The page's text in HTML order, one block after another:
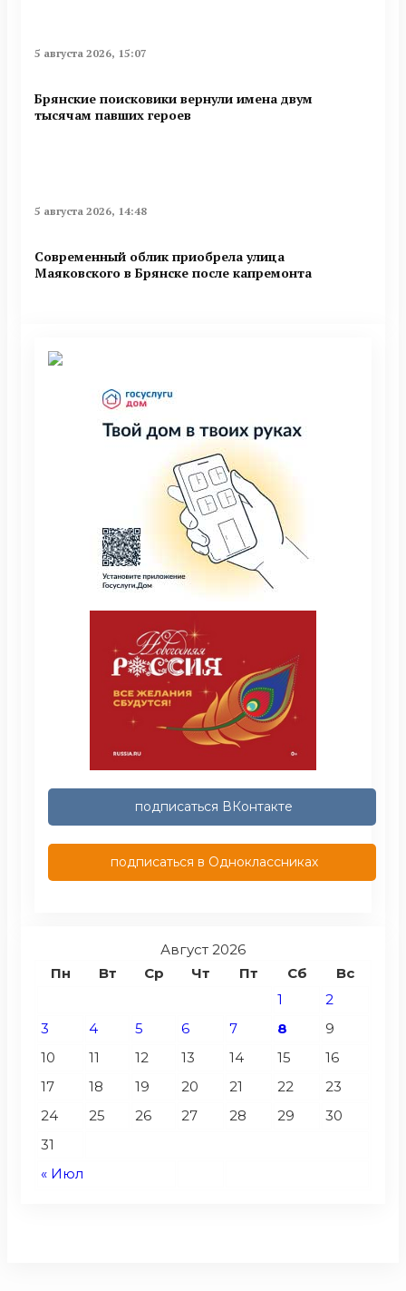
5 августа 2026, 15:07
Брянские поисковики вернули имена двум
тысячам павших героев
5 августа 2026, 14:48
Современный облик приобрела улица
Маяковского в Брянске после капремонта
подписаться ВКонтакте
подписаться в Одноклассниках
Август 2026
Пн
Вт Ср Чт Пт Сб Вс
« Июл
1
2
3
4 5 6 7 8
9
10
11 12 13 14 15
16
17
18 19 20 21 22
23
24
25 26 27 28 29
30
31